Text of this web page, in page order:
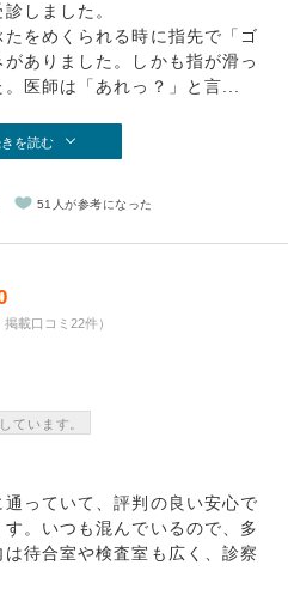
しました。
をめくられる時に指先で「ゴ
ありました。しかも指が滑っ
医師は「あれっ？」と言...
を読む
51人が参考になった
載口コミ22件）
ています。
っていて、評判の良い安心で
。いつも混んでいるので、多
待合室や検査室も広く、診察